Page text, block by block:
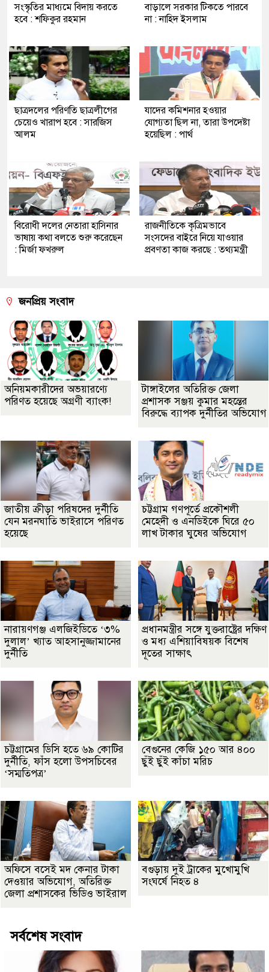
সংস্কৃতির মাধ্যমে বিদায় করতে
হবে : শফিকুর রহমান
বাড়ালে সরকার টিকতে পারবে
না : নাহিদ ইসলাম
ছাত্রদলের পরিণতি ছাত্রলীগের
চেয়েও খারাপ হবে : সারজিস
আলম
যাদের কমিশনার হওয়ার
যোগ্যতা ছিল না, তারা উপদেষ্টা
হয়েছিল : পার্থ
বিরোধী দলের নেতারা হাসিনার
ভাষায় কথা বলতে শুরু করেছেন
: মির্জা ফখরুল
রাজনীতিকে কৃত্রিমভাবে
সংসদের বাইরে নিয়ে যাওয়ার
প্রবণতা কাজ করছে : তথ্যমন্ত্রী
জনপ্রিয় সংবাদ
অনিয়মকারীদের অভয়ারণ্যে
পরিণত হয়েছে অগ্রণী ব্যাংক!
টাঙ্গাইলের অতিরিক্ত জেলা
প্রশাসক সঞ্জয় কুমার মহন্তের
বিরুদ্ধে ব্যাপক দুর্নীতির অভিযোগ
জাতীয় ক্রীড়া পরিষদের দুর্নীতি
যেন মরনঘাতি ভাইরাসে পরিণত
হয়েছে
চট্টগ্রাম গণপূর্তে প্রকৌশলী
মেহেদী ও এনডিইকে ঘিরে ৫০
লাখ টাকার ঘুষের অভিযোগ
নারায়ণগঞ্জ এলজিইডিতে ‘৩%
দুলাল’ খ্যাত আহসানুজ্জামানের
দুর্নীতি
প্রধানমন্ত্রীর সঙ্গে যুক্তরাষ্ট্রের দক্ষিণ
ও মধ্য এশিয়াবিষয়ক বিশেষ
দূতের সাক্ষাৎ
চট্টগ্রামের ডিসি হতে ৬৯ কোটির
দুর্নীতি, ফাঁস হলো উপসচিবের
‘সম্মতিপত্র’
বেগুনের কেজি ১৫০ আর ৪০০
ছুঁই ছুঁই কাঁচা মরিচ
অফিসে বসেই মদ কেনার টাকা
দেওয়ার অভিযোগ, অতিরিক্ত
জেলা প্রশাসকের ভিডিও ভাইরাল
বগুড়ায় দুই ট্রাকের মুখোমুখি
সংঘর্ষে নিহত ৪
সর্বশেষ সংবাদ